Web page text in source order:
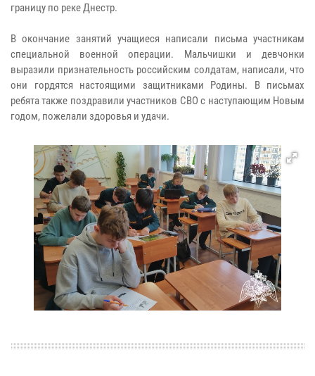
границу по реке Днестр.
В окончание занятий учащиеся написали письма участникам
специальной военной операции. Мальчишки и девчонки
выразили признательность российским солдатам, написали, что
они гордятся настоящими защитниками Родины. В письмах
ребята также поздравили участников СВО с наступающим Новым
годом, пожелали здоровья и удачи.